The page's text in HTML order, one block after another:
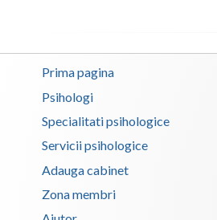
Prima pagina
Psihologi
Specialitati psihologice
Servicii psihologice
Adauga cabinet
Zona membri